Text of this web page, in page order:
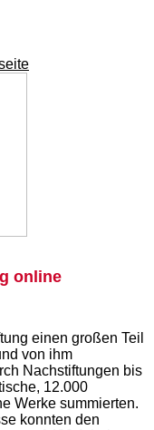
online
einen großen Teil
von ihm
Nachstiftungen bis
12.000
Werke summierten.
konnten den